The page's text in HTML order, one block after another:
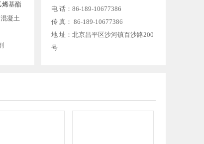
烯基酯
凝土
电 话：86-189-10677386
传 真： 86-189-10677386
地 址：北京昌平区沙河镇百沙路200
号